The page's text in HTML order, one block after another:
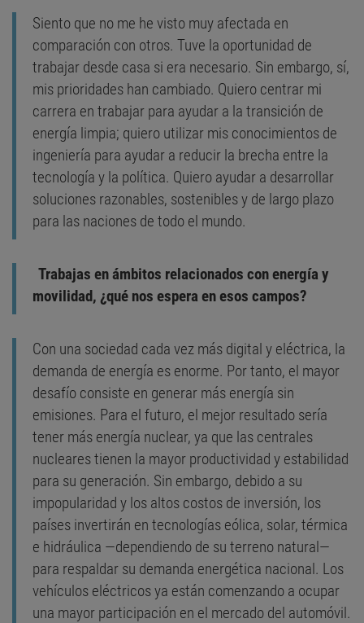
Siento que no me he visto muy afectada en
comparación con otros. Tuve la oportunidad de
trabajar desde casa si era necesario. Sin embargo, sí,
mis prioridades han cambiado. Quiero centrar mi
carrera en trabajar para ayudar a la transición de
energía limpia; quiero utilizar mis conocimientos de
ingeniería para ayudar a reducir la brecha entre la
tecnología y la política. Quiero ayudar a desarrollar
soluciones razonables, sostenibles y de largo plazo
para las naciones de todo el mundo.
Trabajas en ámbitos relacionados con energía y
movilidad, ¿qué nos espera en esos campos?
Con una sociedad cada vez más digital y eléctrica, la
demanda de energía es enorme. Por tanto, el mayor
desafío consiste en generar más energía sin
emisiones. Para el futuro, el mejor resultado sería
tener más energía nuclear, ya que las centrales
nucleares tienen la mayor productividad y estabilidad
para su generación. Sin embargo, debido a su
impopularidad y los altos costos de inversión, los
países invertirán en tecnologías eólica, solar, térmica
e hidráulica —dependiendo de su terreno natural—
para respaldar su demanda energética nacional. Los
vehículos eléctricos ya están comenzando a ocupar
una mayor participación en el mercado del automóvil.